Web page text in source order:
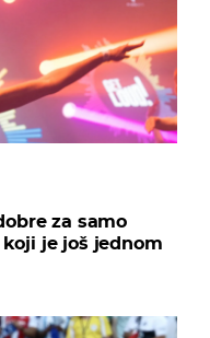
za samo
je još jednom